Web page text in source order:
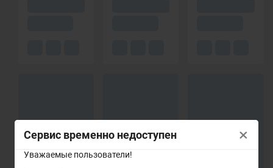
Сервис временно недоступен
Уважаемые пользователи!
×